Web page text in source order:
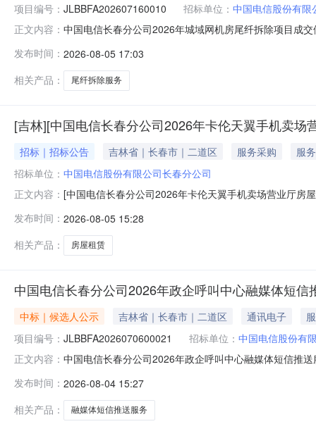
项目编号： JLBBFA202607160010 招标单位： 中国电信股份有限
正文内容： 中国电信长春分公司2026年城域网机房尾纤拆除项目成
公司（2）响应报价：响应折扣65%,增值税税率9%2.第
选人（
发布时间： 2026-08-05 17:03
相关产品：
尾纤拆除服务
[吉林][中国电信长春分公司2026年卡伦天翼手机卖场
招标｜招标公告 吉林省｜长春市｜二道区 服务采购
服务
招标单位： 中国电信股份有限公司长春分公司
正文内容： [中国电信长春分公司2026年卡伦天翼手机卖场营业厅房
中国电信长春分公司2026年卡伦天翼手机卖场营业厅房
6【幢】110号，结构
发布时间： 2026-08-05 15:28
相关产品：
房屋租赁
中国电信长春分公司2026年政企呼叫中心融媒体短
中标｜候选人公示 吉林省｜长春市｜二道区 通讯电子
项目编号： JLBBFA2026070600021 招标单位： 中国电信股份有
正文内容： 中国电信长春分公司2026年政企呼叫中心融媒体短信推
标准已完成对各供应商递交的响应文件的评审，评审结
额22
发布时间： 2026-08-04 15:27
相关产品：
融媒体短信推送服务